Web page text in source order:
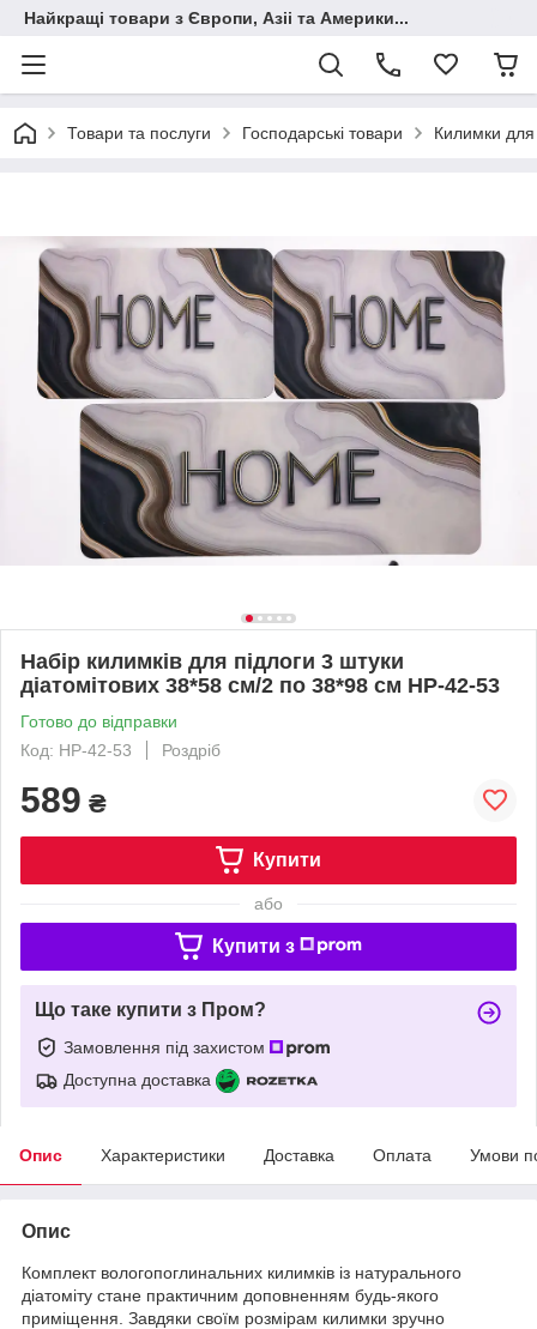
Найкращі товари з Європи, Азіі та Америки...
Товари та послуги Господарські товари Килимки для
Набір килимків для підлоги 3 штуки
діатомітових 38*58 см/2 по 38*98 см HP-42-53
Готово до відправки
Код: HP-42-53
Роздріб
589 ₴
Купити
або
Купити з
Що таке купити з Пром?
Замовлення під захистом
Доступна доставка
Опис Характеристики Доставка Оплата Умови
Опис
Комплект вологопоглинальних килимків із натурального
діатоміту стане практичним доповненням будь-якого
приміщення. Завдяки своїм розмірам килимки зручно